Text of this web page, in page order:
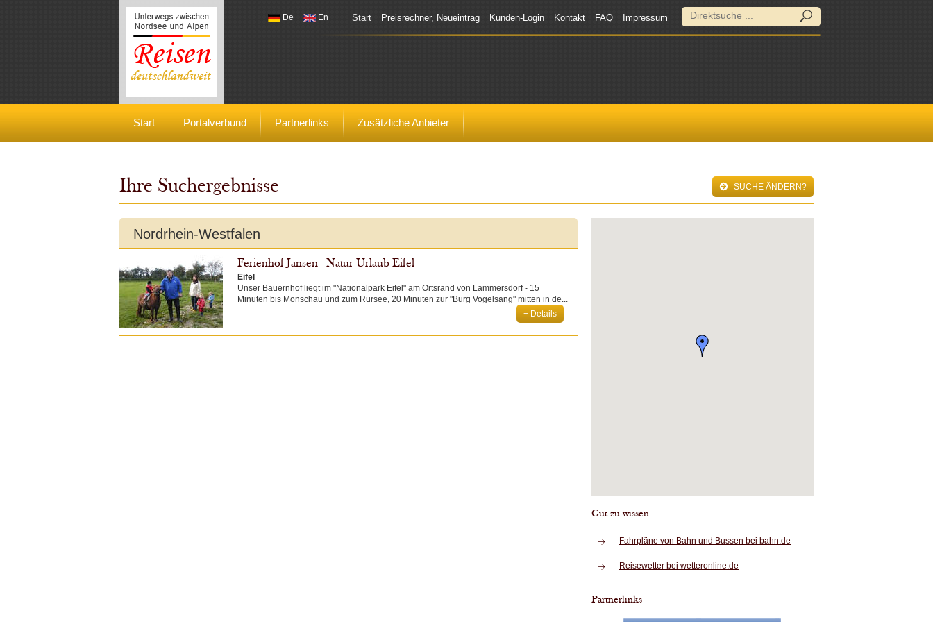
Reisen deutschlandweit
Start Preisrechner, Neueintrag Kunden-Login Kontakt FAQ Impressum
De En
Start Portalverbund Partnerlinks Zusätzliche Anbieter
Ihre Suchergebnisse SUCHE ÄNDERN?
Gut zu wissen
Fahrpläne von Bahn und Bussen bei bahn.de
Reisewetter bei wetteronline.de
Partnerlinks
Nordrhein-Westfalen
Ferienhof Jansen - Natur Urlaub Eifel
Eifel
Unser Bauernhof liegt im "Nationalpark Eifel" am Ortsrand von Lammersdorf - 15
Minuten bis Monschau und zum Rursee, 20 Minuten zur "Burg Vogelsang" mitten in de...
+ Details